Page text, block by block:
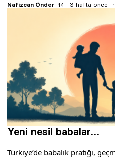
Nafizcan Önder 3 hafta önce
Yeni nesil babalar…
Türkiye’de babalık pratiği,